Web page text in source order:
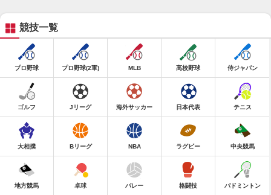
競技一覧
プロ野球 プロ野球(2軍) MLB 高校野球 侍ジャパン
ゴルフ Jリーグ 海外サッカー 日本代表 テニス
大相撲 Bリーグ NBA ラグビー 中央競馬
地方競馬 卓球 バレー 格闘技 バドミントン